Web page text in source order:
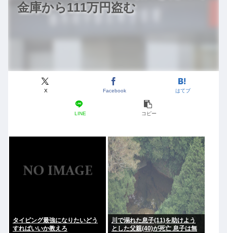
金庫から111万円盗む
X Facebook はてブ
LINE コピー
タイピング最強になりたいどう
すればいいか教えろ
川で溺れた息子(11)を助けよう
とした父親(40)が死亡 息子は無